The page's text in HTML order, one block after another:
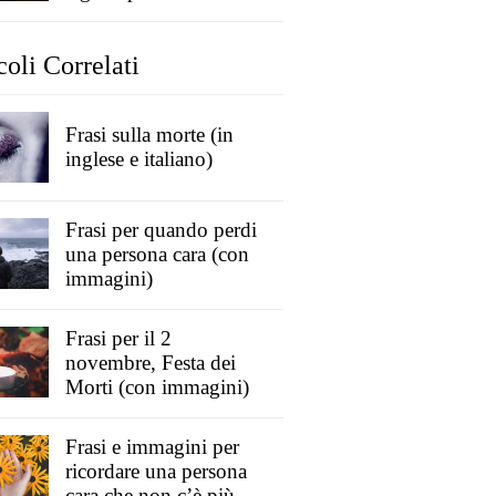
Correlati
Frasi sulla morte (in
inglese e italiano)
Frasi per quando perdi
una persona cara (con
immagini)
Frasi per il 2
novembre, Festa dei
Morti (con immagini)
Frasi e immagini per
ricordare una persona